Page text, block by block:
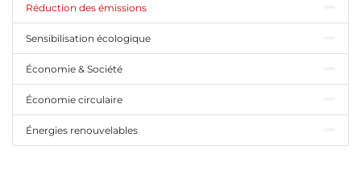
Réduction des émissions
Sensibilisation écologique
Économie & Société
Économie circulaire
Énergies renouvelables